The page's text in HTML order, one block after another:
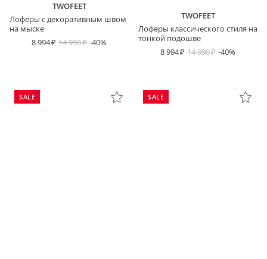
TWOFEET
Лоферы с декоративным швом
на мыске
8 994
14 990 -40%
TWOFEET
Лоферы классического стиля на
тонкой подошве
8 994
14 990 -40%
SALE SALE